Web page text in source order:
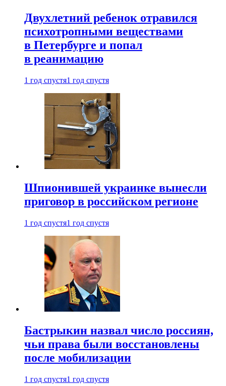
Двухлетний ребенок отравился
психотропными веществами
в Петербурге и попал
в реанимацию
1 год спустя1 год спустя
Шпионившей украинке вынесли
приговор в российском регионе
1 год спустя1 год спустя
Бастрыкин назвал число россиян,
чьи права были восстановлены
после мобилизации
1 год спустя1 год спустя